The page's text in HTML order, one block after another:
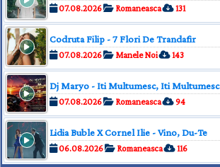
07.08.2026 Romaneasca 131
Codruta Filip - 7 Flori De Trandafir
07.08.2026 Manele Noi 143
Dj Maryo - Iti Multumesc, Iti Multumesc
07.08.2026 Romaneasca 94
Lidia Buble X Cornel Ilie - Vino, Du-Te
06.08.2026 Romaneasca 116